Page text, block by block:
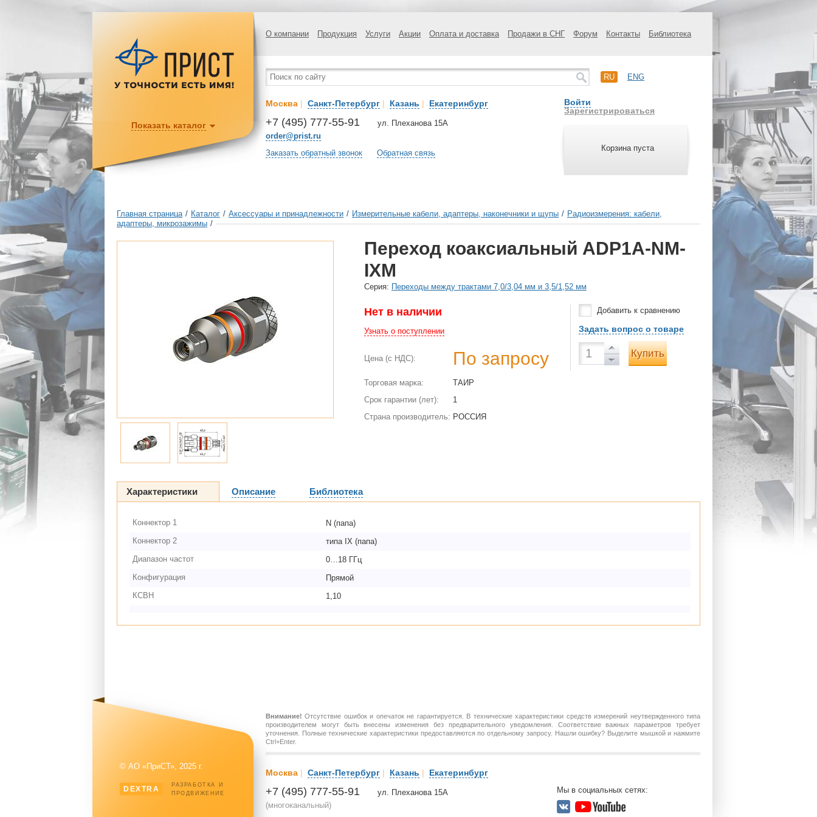
О компании Продукция Услуги Акции Оплата и доставка Продажи в СНГ Форум Контакты Библиотека
RU ENG
Москва | Санкт-Петербург | Казань | Екатеринбург
+7 (495) 777-55-91
order@prist.ru
ул. Плеханова 15А
Заказать обратный звонок Обратная связь
Войти
Зарегистрироваться
Корзина пуста
Показать каталог
Главная страница / Каталог / Аксессуары и принадлежности / Измерительные кабели, адаптеры, наконечники и щупы / Радиоизмерения: кабели,
адаптеры, микрозажимы /
Переход коаксиальный ADP1A-NM-
IXM
Cерия: Переходы между трактами 7,0/3,04 мм и 3,5/1,52 мм
Нет в наличии
Узнать о поступлении
Цена (с НДС): По запросу
Торговая марка:
ТАИР
Срок гарантии (лет):
1
Страна производитель: РОССИЯ
Добавить к сравнению
Задать вопрос о товаре
Купить
Характеристики Описание Библиотека
Коннектор 1
N (папа)
Коннектор 2
типа IX (папа)
Диапазон частот
0…18 ГГц
Конфигурация
Прямой
КСВН
1,10
Внимание! Отсутствие ошибок и опечаток не гарантируется. В технические характеристики средств измерений неутвержденного типа
производителем могут быть внесены изменения без предварительного уведомления. Соответствие важных параметров требует
уточнения. Полные технические характеристики предоставляются по отдельному запросу. Нашли ошибку? Выделите мышкой и нажмите
Ctrl+Enter.
Москва | Санкт-Петербург | Казань | Екатеринбург
+7 (495) 777-55-91
(многоканальный)
ул. Плеханова 15А Мы в социальных сетях:
© АО «ПриСТ», 2025 г.
DEXTRA
РАЗРАБОТКА И
ПРОДВИЖЕНИЕ